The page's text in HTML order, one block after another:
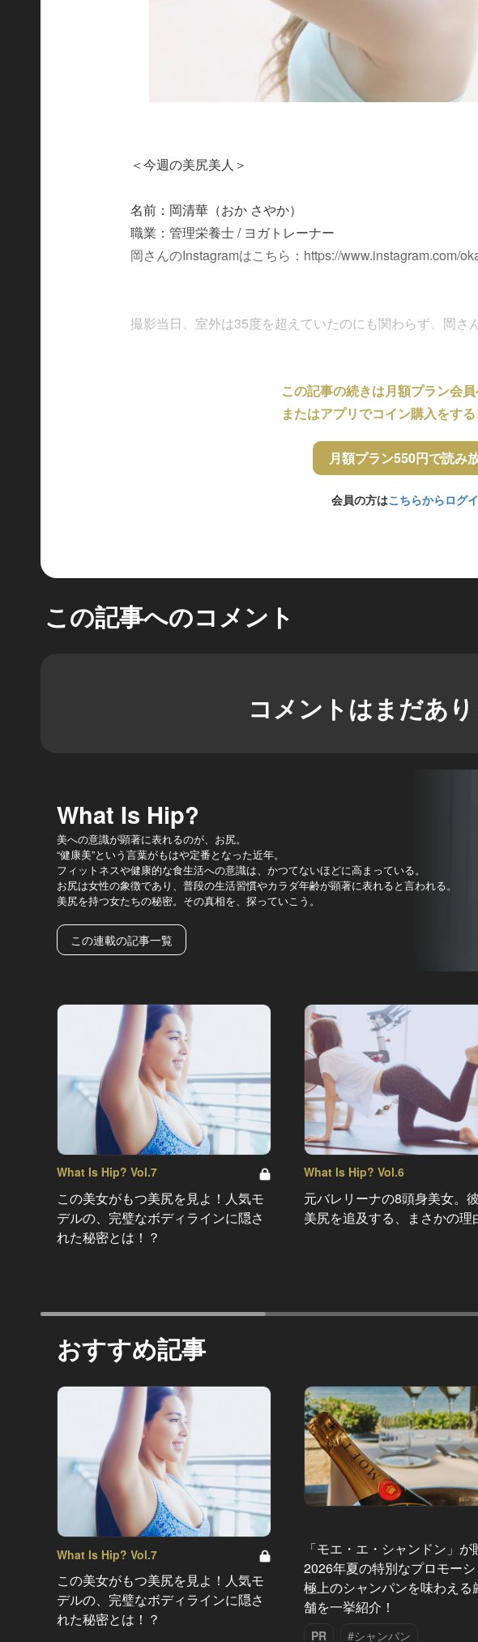
＜今週の美尻美人＞
名前：岡清華（おか さやか）
職業：管理栄養士 / ヨガトレーナー
岡さんのInstagramはこちら：https://www.instagram.com/
撮影当日、室外は35度を超えていたのにも関わらず、岡さ
この記事の続きは月額プラン会員
またはアプリでコイン購入をす
月額プラン550円で読み
会員の方はこちらからログ
この記事へのコメント
コメントはまだあり
What Is Hip?
美への意識が顕著に表れるのが、お尻。
“健康美”という言葉がもはや定番となった近年。
フィットネスや健康的な食生活への意識は、かつてないほどに高まっている。
お尻は女性の象徴であり、普段の生活習慣やカラダ年齢が顕著に表れると言われる。
美尻を持つ女たちの秘密。その真相を、探っていこう。
この連載の記事一覧
What Is Hip? Vol.7
この美女がもつ美尻を見よ！人気モ
デルの、完璧なボディラインに隠さ
れた秘密とは！？
What Is Hip? Vol.6
元バレリーナの8頭身美女。
美尻を追及する、まさかの理
おすすめ記事
What Is Hip? Vol.7
この美女がもつ美尻を見よ！人気モ
デルの、完璧なボディラインに隠さ
れた秘密とは！？
「モエ・エ・シャンドン」が
2026年夏の特別なプロモーシ
極上のシャンパンを味わえる
舗を一挙紹介！
PR #シャンパン